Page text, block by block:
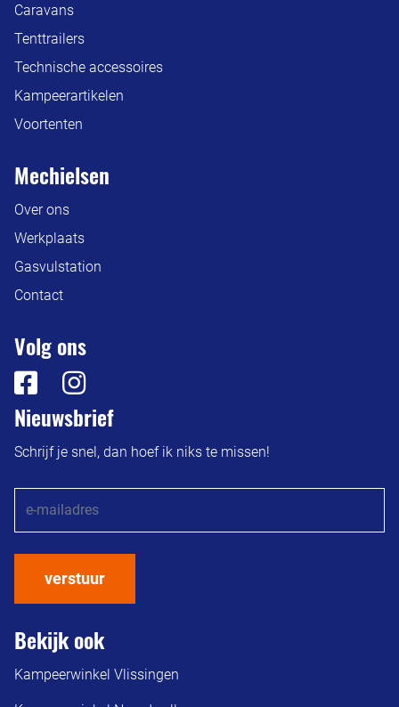
Caravans
Tenttrailers
Technische accessoires
Kampeerartikelen
Voortenten
Mechielsen
Over ons
Werkplaats
Gasvulstation
Contact
Volg ons
Nieuwsbrief
Schrijf je snel, dan hoef ik niks te missen!
verstuur
Bekijk ook
Kampeerwinkel Vlissingen